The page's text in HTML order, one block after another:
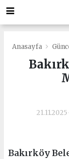
Anasayfa
Bakırköy